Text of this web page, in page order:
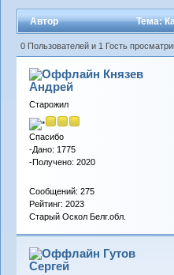
Автор Тема:
0 Пользователей и 1 Гость
Князев
Андрей
Старожил
Спасибо
-Дано: 1775
-Получено: 2020
Сообщений: 275
Рейтинг: 2023
Старый Оскол Белг.обл.
Гутов
Сергей